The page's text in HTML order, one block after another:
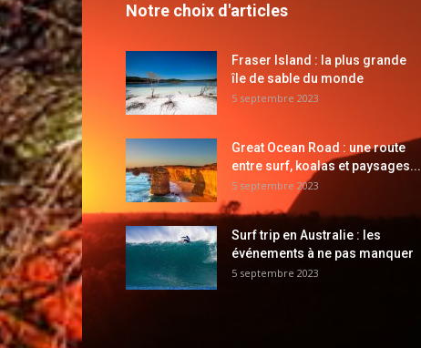
Notre choix d'articles
Fraser Island : la plus grande
île de sable du monde
5 septembre 2023
Great Ocean Road : une route
entre surf, koalas et paysages...
5 septembre 2023
Surf trip en Australie : les
événements à ne pas manquer
5 septembre 2023